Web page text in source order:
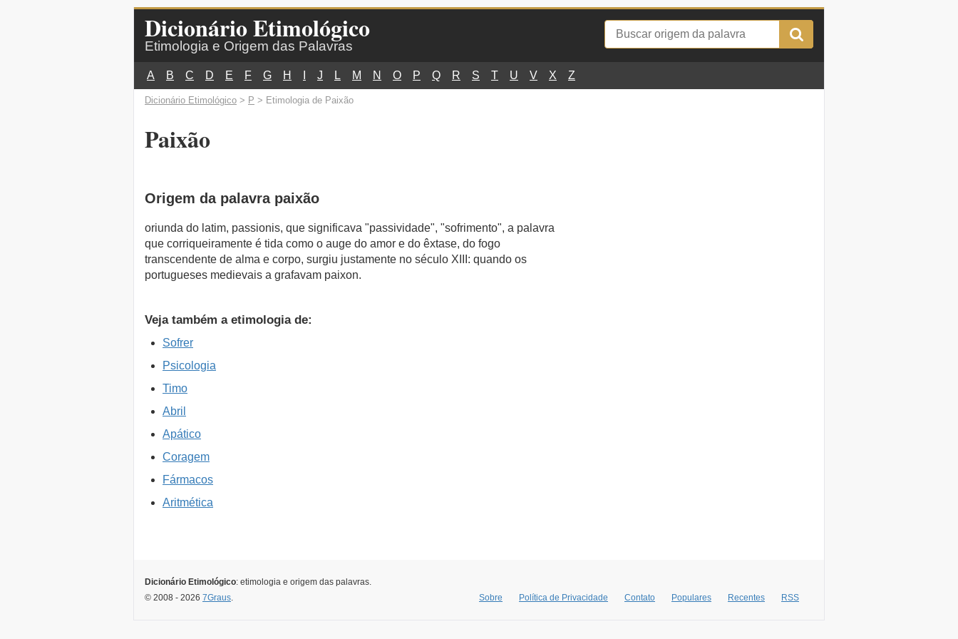
Dicionário Etimológico
Etimologia e Origem das Palavras
A B C D E F G H J L M N O P Q R S T U V X Z
Dicionário Etimológico > P > Etimologia de Paixão
Paixão
Origem da palavra paixão
oriunda do latim, passionis, que significava "passividade", "sofrimento", a palavra
que corriqueiramente é tida como o auge do amor e do êxtase, do fogo
transcendente de alma e corpo, surgiu justamente no século XIII: quando os
portugueses medievais a grafavam paixon.
Veja também a etimologia de:
Sofrer
Psicologia
Timo
Abril
Apático
Coragem
Fármacos
Aritmética
Sobre Política de Privacidade Contato Populares Recentes RSS
Dicionário Etimológico: etimologia e origem das palavras.
© 2008 - 2026 7Graus.